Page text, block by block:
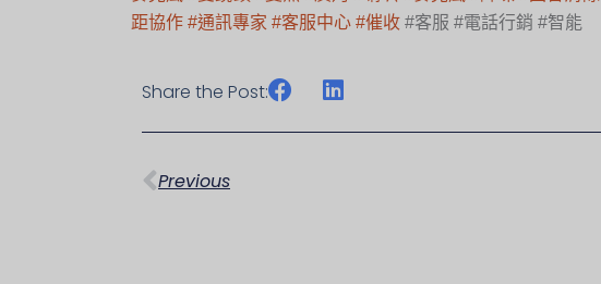
距協作 #通訊專家 #客服中心 #催收 #客服 #電話行銷 #智能
Share the Post:
Previous